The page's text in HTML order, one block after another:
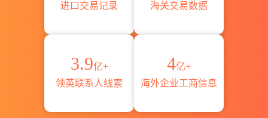
进口交易记录
海关交易数据
3.9亿+
领英联系人线索
4亿+
海外企业工商信息